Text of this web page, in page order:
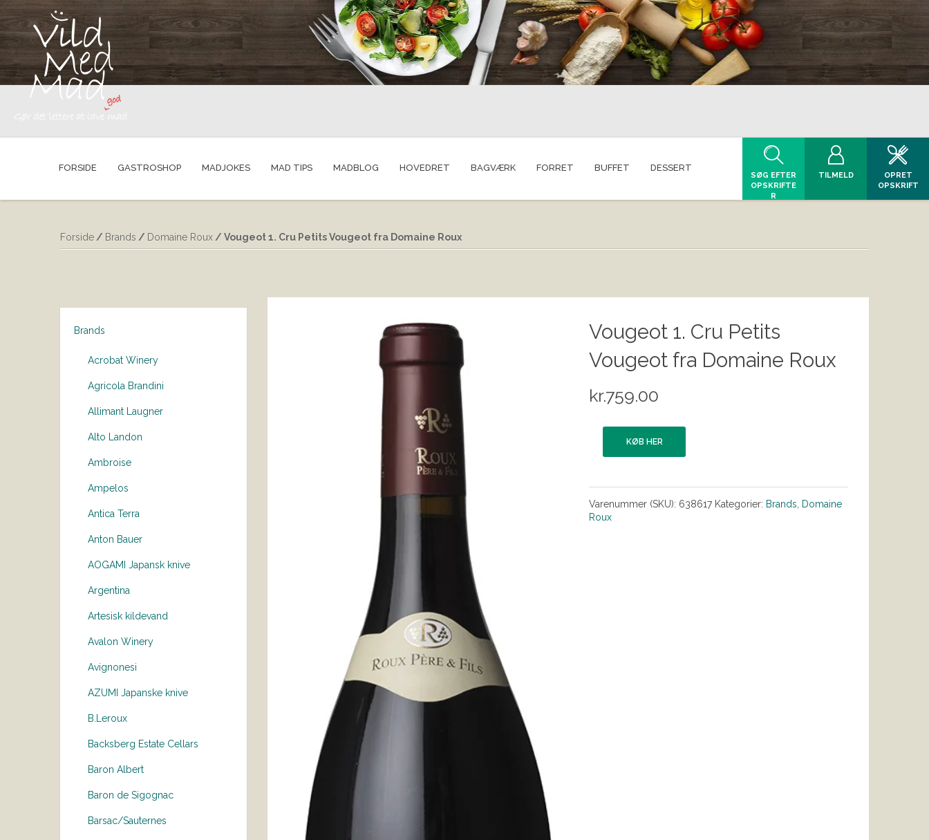
FORSIDE GASTROSHOP MADJOKES MAD TIPS MADBLOG HOVEDRET BAGVÆRK FORRET BUFFET DESSERT
SØG EFTER
OPSKRIFTE
R
TILMELD
OPRET
OPSKRIFT
Forside / Brands / Domaine Roux / Vougeot 1. Cru Petits Vougeot fra Domaine Roux
Brands
Acrobat Winery
Agricola Brandini
Allimant Laugner
Alto Landon
Ambroise
Ampelos
Antica Terra
Anton Bauer
AOGAMI Japansk knive
Argentina
Artesisk kildevand
Avalon Winery
Avignonesi
AZUMI Japanske knive
B.Leroux
Backsberg Estate Cellars
Baron Albert
Baron de Sigognac
Barsac/Sauternes
Vougeot 1. Cru Petits
Vougeot fra Domaine Roux
kr.759.00
KØB HER
Varenummer (SKU): 638617 Kategorier: Brands
Domaine
Roux